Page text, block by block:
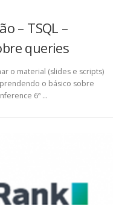
– TSQL –
queries
o material (slides e scripts)
o básico sobre
6ª …